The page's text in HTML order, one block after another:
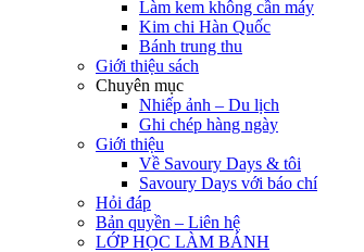
Làm kem không cần máy
Kim chi Hàn Quốc
Bánh trung thu
Giới thiệu sách
Chuyên mục
Nhiếp ảnh – Du lịch
Ghi chép hàng ngày
Giới thiệu
Về Savoury Days & tôi
Savoury Days với báo chí
Hỏi đáp
Bản quyền – Liên hệ
LỚP HỌC LÀM BÁNH